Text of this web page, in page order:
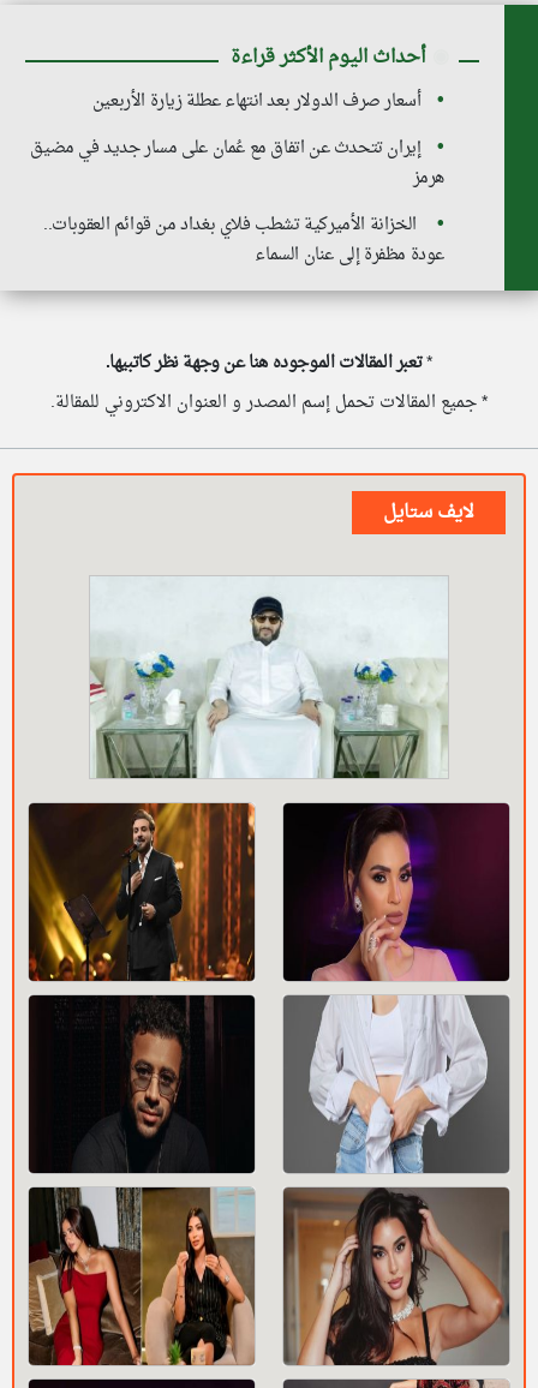
أحداث اليوم الأكثر قراءة
أسعار صرف الدولار بعد انتهاء عطلة زيارة الأربعين
إيران تتحدث عن اتفاق مع عُمان على مسار جديد في مضيق
هرمز
الخزانة الأميركية تشطب فلاي بغداد من قوائم العقوبات..
عودة مظفرة إلى عنان السماء
*تعبر المقالات الموجوده هنا عن وجهة نظر كاتبيها.
* جميع المقالات تحمل إسم المصدر و العنوان الاكتروني للمقالة.
لايف ستايل